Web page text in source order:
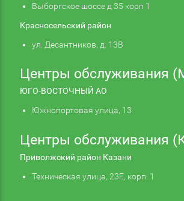
Выборгское шоссе д 35 корп 1
Красносельский район
ул. Десантников, д. 13В
Центры обслуживания
ЮГО-ВОСТОЧНЫЙ АО
Южнопортовая улица, 13
Центры обслуживания
Приволжский район Казани
Техническая улица, 23Е, корп. 1